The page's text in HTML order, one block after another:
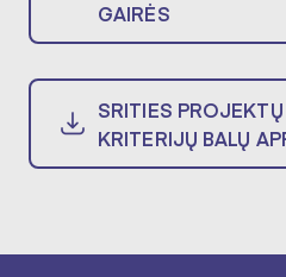
GAIRĖS
SRITIES
KRITERIJŲ BALŲ